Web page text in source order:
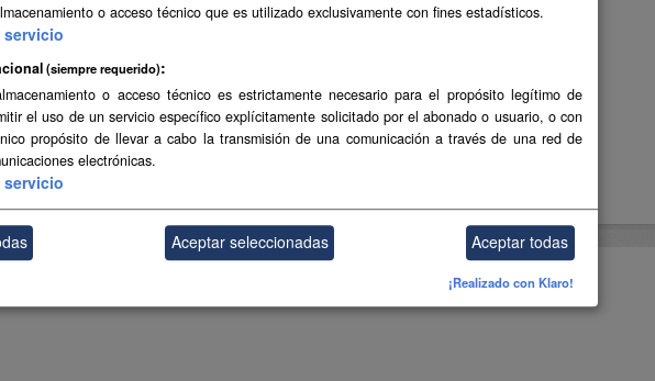
puede acceder a este registro utilizando los
o acceso técnico que es utilizado exclusivamente con fines estadísticos.
servicio
(siempre requerido)
o acceso técnico es estrictamente necesario para el propósito legítimo de
el uso de un servicio específico explícitamente solicitado por el abonado o usuario, o con
propósito de llevar a cabo la transmisión de una comunicación a través de una red de
electrónicas.
servicio
Aceptar seleccionadas Aceptar todas
¡Realizado con Klaro!